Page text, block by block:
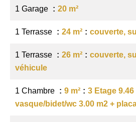
1 Garage 20 m²
1 Terrasse 24 m² couverte,
1 Terrasse 26 m²
couverte,
véhicule
1 Chambre 9 m²
3 Etage 9.46
vasque/bidet/wc 3.00 m2 +